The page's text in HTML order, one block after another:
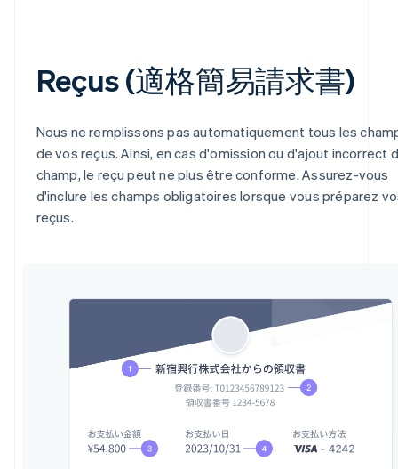
Reçus (適格簡易請求書)
Nous ne remplissons pas automatiquement tous les
de vos reçus. Ainsi, en cas d'omission ou d'ajout incorrect
champ, le reçu peut ne plus être conforme. Assurez-vous
d'inclure les champs obligatoires lorsque vous préparez
reçus.